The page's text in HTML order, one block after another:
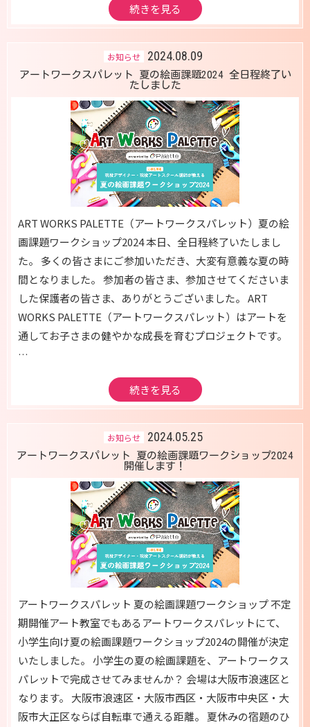
続きを見る
お知らせ 2024.08.09
アートワークスパレット 夏の絵画課題2024 全日程終了い
たしました
ART WORKS PALETTE（アートワークスパレット）夏の絵
画課題ワークショップ2024 本日、全日程終了いたしまし
た。 多くの皆さまにご参加いただき、大変有意義な夏の時
間となりました。 参加者の皆さま、参加させてくださいま
した保護者の皆さま、ありがとうございました。 ART
WORKS PALETTE（アートワークスパレット）はアートを
通してお子さまの健やかな成長を育むプロジェクトです。
…
続きを見る
お知らせ 2024.05.25
アートワークスパレット 夏の絵画課題ワークショップ2024
開催します！
アートワークスパレット 夏の絵画課題ワークショップ 不定
期開催アート教室でもあるアートワークスパレットにて、
小学生向け夏の絵画課題ワークショップ2024の開催が決定
いたしました。 小学生の夏の絵画課題を、アートワークス
パレットで完成させてみませんか？ 会場は大阪市浪速区と
なります。 大阪市浪速区・大阪市西区・大阪市中央区・大
阪市大正区ならば自転車で通える距離。 夏休みの宿題のひ